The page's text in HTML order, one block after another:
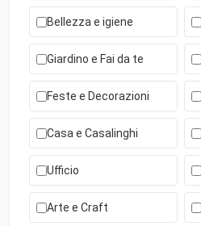
Bellezza e igiene
Giardino e Fai da te
Feste e Decorazioni
Casa e Casalinghi
Ufficio
Arte e Craft